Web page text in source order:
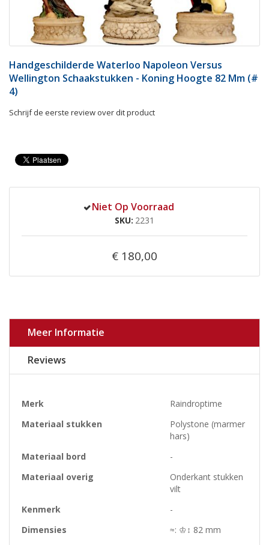
Handgeschilderde Waterloo Napoleon Versus
Wellington Schaakstukken - Koning Hoogte 82 Mm (#
4)
Schrijf de eerste review over dit product
Niet Op Voorraad
SKU 2231
€ 180,00
Meer Informatie
Reviews
Meer
Merk
Raindroptime
Materiaal stukken
Polystone (marmer
hars)
Materiaal bord
-
Materiaal overig
Onderkant stukken
vilt
Kenmerk
-
Dimensies
≈: ♔↕ 82 mm